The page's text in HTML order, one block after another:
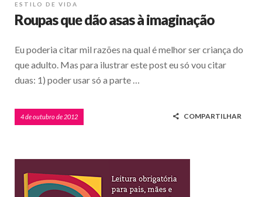
ESTILO DE VIDA
Roupas que dão asas à imaginação
Eu poderia citar mil razões na qual é melhor ser criança do
que adulto. Mas para ilustrar este post eu só vou citar
duas: 1) poder usar só a parte …
4 de outubro de 2012 COMPARTILHAR